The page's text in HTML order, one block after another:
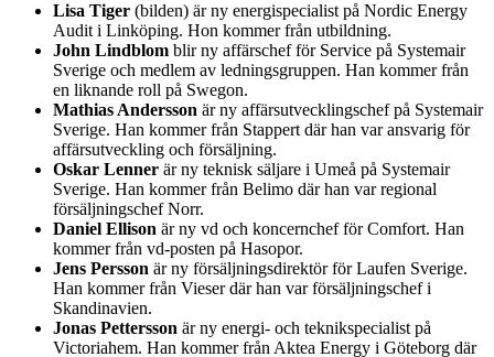
Lisa Tiger (bilden) är ny energispecialist på Nordic Energy
Audit i Linköping. Hon kommer från utbildning.
John Lindblom blir ny affärschef för Service på Systemair
Sverige och medlem av ledningsgruppen. Han kommer från
en liknande roll på Swegon.
Mathias Andersson är ny affärsutvecklingschef på Systemair
Sverige. Han kommer från Stappert där han var ansvarig för
affärsutveckling och försäljning.
Oskar Lenner är ny teknisk säljare i Umeå på Systemair
Sverige. Han kommer från Belimo där han var regional
försäljningschef Norr.
Daniel Ellison är ny vd och koncernchef för Comfort. Han
kommer från vd-posten på Hasopor.
Jens Persson är ny försäljningsdirektör för Laufen Sverige.
Han kommer från Vieser där han var försäljningschef i
Skandinavien.
Jonas Pettersson är ny energi- och teknikspecialist på
Victoriahem. Han kommer från Aktea Energy i Göteborg där